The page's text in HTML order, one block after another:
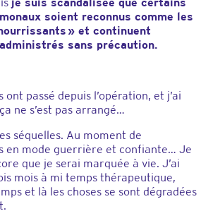
soient reconnus comme les
» et continuent
sans précaution.
ont passé depuis l’opération, et j’ai
ne s’est pas arrangé…
séquelles. Au moment de
en mode guerrière et confiante… Je
que je serai marquée à vie. J’ai
mois à mi temps thérapeutique,
et là les choses se sont dégradées